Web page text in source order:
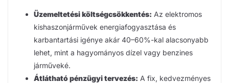
Üzemeltetési költségcsökkentés: Az elektromos
kishaszonjárművek energiafogyasztása és
karbantartási igénye akár 40–60%-kal alacsonyabb
lehet, mint a hagyományos dízel vagy benzines
járműveké.
Átlátható pénzügyi tervezés: A fix, kedvezményes